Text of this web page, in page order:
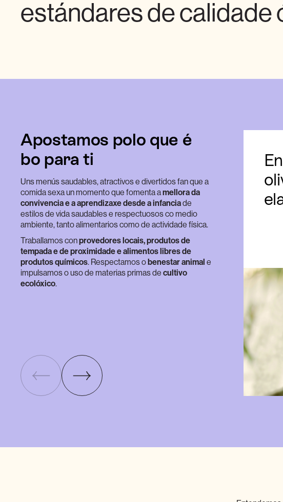
estándares de calidade
Apostamos polo que é
bo para ti
Uns menús saudables, atractivos e divertidos fan que a
comida sexa un momento que fomenta amellora da
convivencia e a aprendizaxe desde a infanciade
estilos de vida saudables e respectuosos co medio
ambiente, tanto alimentarios como de actividade física.
Traballamos conprovedores locais, produtos de
tempada e de proximidade e alimentos libres de
produtos químicos. Respectamos o benestar animal e
impulsamos o uso de materias primas de cultivo
ecolóxico.